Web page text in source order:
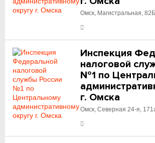
Омск, Магистральная, 82Б
Инспекция
налоговой
№1 по
г. Омска
Омск, Северная 24-я,